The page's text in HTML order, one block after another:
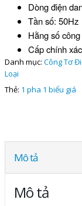
Dòng điện
Tần số: 50Hz
Hằng số
Cấp chính
Danh mục: Công Tơ
Loại
Thẻ: 1 pha 1 biểu giá
Mô tả
Mô tả